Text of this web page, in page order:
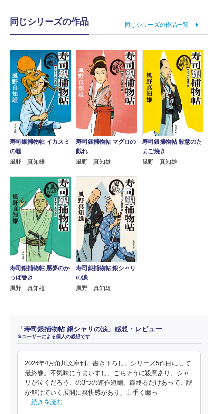
同じシリーズの作品 同じシリーズの作品一覧
寿司銀捕物帖 イカスミ
の嘘
風野 真知雄
寿司銀捕物帖 マグロの
戯れ
風野 真知雄
寿司銀捕物帖 殺意のた
まご焼き
風野 真知雄
寿司銀捕物帖 悪夢のか
っぱ巻き
風野 真知雄
寿司銀捕物帖 銀シャリ
の涙
風野 真知雄
「寿司銀捕物帖 銀シャリの涙」感想・レビュー
※ユーザーによる個人の感想です
2026年4月角川文庫刊。書き下ろし。シリーズ5作目にして
最終巻。不気味にうまいすし、ごちそうに殺意あり、シャ
リが泣くだろう、の3つの連作短編。最終巻だけあって、謎
が解けていく展開に爽快感があり、上手く纏っ
…続きを読む